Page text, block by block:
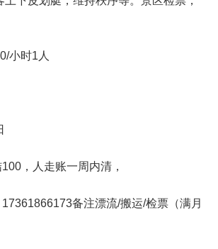
小时1人
，人走账一周内清，
备注漂流/搬运/检票（满月